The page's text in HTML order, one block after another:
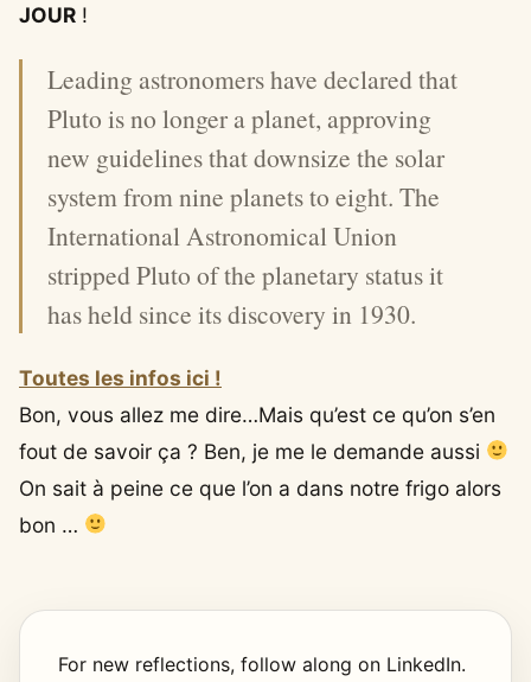
JOUR !
Leading astronomers have declared that
Pluto is no longer a planet, approving
new guidelines that downsize the solar
system from nine planets to eight. The
International Astronomical Union
stripped Pluto of the planetary status it
has held since its discovery in 1930.
Toutes les infos ici !
Bon, vous allez me dire…Mais qu’est ce qu’on s’en
fout de savoir ça ? Ben, je me le demande aussi
On sait à peine ce que l’on a dans notre frigo alors
bon …
For new reflections, follow along on LinkedIn.